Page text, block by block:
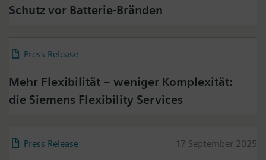
Schutz vor Batterie-Bränden
Press Release
Mehr Flexibilität – weniger Komplexität:
die Siemens Flexibility Services
Press Release 17 September 2025